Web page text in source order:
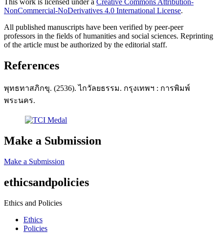
This work is licensed under a Creative Commons Attribution-
NonCommercial-NoDerivatives 4.0 International License.
All published manuscripts have been verified by peer-peer
professors in the fields of humanities and social sciences. Reprinting
of the article must be authorized by the editorial staff.
References
พุทธทาสภิกขุ. (2536). ไกวัลยธรรม. กรุงเทพฯ : การพิมพ์
พระนคร.
Make a Submission
Make a Submission
ethicsandpolicies
Ethics and Policies
Ethics
Policies